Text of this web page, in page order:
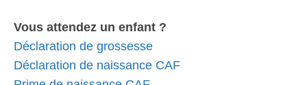
Vous attendez un enfant ?
Déclaration de grossesse
Déclaration de naissance CAF